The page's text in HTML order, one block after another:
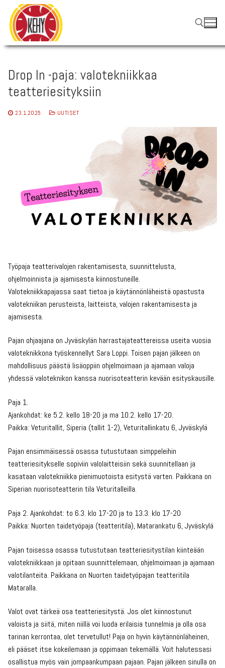
Hyppää
sisältöön
Drop In -paja: valotekniikkaa
teatteriesityksiin
23.1.2025 UUTISET
Työpaja teatterivalojen rakentamisesta, suunnittelusta,
ohjelmoinnista ja ajamisesta kiinnostuneille.
Valotekniikkapajassa saat tietoa ja käytännönläheistä opastusta
valotekniikan perusteista, laitteista, valojen rakentamisesta ja
ajamisesta.
Pajan ohjaajana on Jyväskylän harrastajateattereissa useita vuosia
valoteknikkona työskennellyt Sara Loppi. Toisen pajan jälkeen on
mahdollisuus päästä lisäoppiin ohjelmoimaan ja ajamaan valoja
yhdessä valoteknikon kanssa nuorisoteatterin kevään esityskausille.
Paja 1.
Ajankohdat: ke 5.2. kello 18-20 ja ma 10.2. kello 17-20.
Paikka: Veturitallit, Siperia (tallit 1-2), Veturitallinkatu 6, Jyväskylä
Pajan ensimmäisessä osassa tutustutaan simppeleihin
teatteriesitykselle sopiviin valolaitteisiin sekä suunnitellaan ja
kasataan valotekniikka pienimuotoista esitystä varten. Paikkana on
Siperian nuorisoteatterin tila Veturitalleilla.
Paja 2. Ajankohdat: to 6.3. klo 17-20 ja to 13.3. klo 17-20
Paikka: Nuorten taidetyöpaja (teatteritila), Matarankatu 6, Jyväskylä
Pajan toisessa osassa tutustutaan teatteriesitystilan kiinteään
valotekniikkaan ja opitaan suunnittelemaan, ohjelmoimaan ja ajamaan
valotilanteita. Paikkana on Nuorten taidetyöpajan teatteritila
Mataralla.
Valot ovat tärkeä osa teatteriesitystä. Jos olet kiinnostunut
valoista ja siitä, miten niillä voi luoda erilaisia tunnelmia ja olla osa
tarinan kerrontaa, olet tervetullut! Paja on hyvin käytännönläheinen,
eli pääset itse kokeilemaan ja oppimaan tekemällä. Voit halutessasi
osallistua myös vain jompaankumpaan pajaan. Pajan jälkeen sinulla on